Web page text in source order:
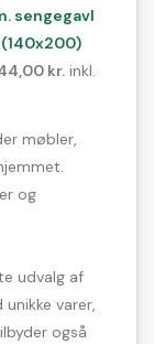
sengegavl
kr. inkl.
møbler,
og
udvalg af
varer,
også